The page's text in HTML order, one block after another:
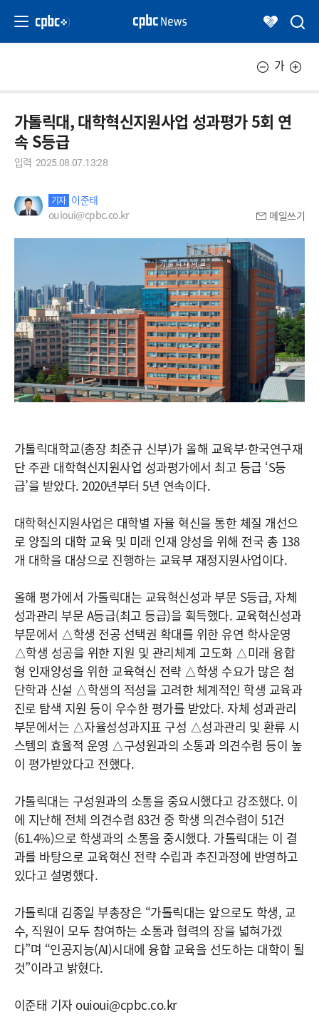
가
가톨릭대, 대학혁신지원사업 성과평가 5회 연
속 S등급
입력 2025.08.07.13:28
기자 이준태
ouioui@cpbc.co.kr
메일쓰기
가톨릭대학교(총장 최준규 신부)가 올해 교육부·한국연구재
단 주관 대학혁신지원사업 성과평가에서 최고 등급 ‘S등
급’을 받았다. 2020년부터 5년 연속이다.
대학혁신지원사업은 대학별 자율 혁신을 통한 체질 개선으
로 양질의 대학 교육 및 미래 인재 양성을 위해 전국 총 138
개 대학을 대상으로 진행하는 교육부 재정지원사업이다.
올해 평가에서 가톨릭대는 교육혁신성과 부문 S등급, 자체
성과관리 부문 A등급(최고 등급)을 획득했다. 교육혁신성과
부문에서 △학생 전공 선택권 확대를 위한 유연 학사운영
△학생 성공을 위한 지원 및 관리체계 고도화 △미래 융합
형 인재양성을 위한 교육혁신 전략 △학생 수요가 많은 첨
단학과 신설 △학생의 적성을 고려한 체계적인 학생 교육과
진로 탐색 지원 등이 우수한 평가를 받았다. 자체 성과관리
부문에서는 △자율성성과지표 구성 △성과관리 및 환류 시
스템의 효율적 운영 △구성원과의 소통과 의견수렴 등이 높
이 평가받았다고 전했다.
가톨릭대는 구성원과의 소통을 중요시했다고 강조했다. 이
에 지난해 전체 의견수렴 83건 중 학생 의견수렴이 51건
(61.4%)으로 학생과의 소통을 중시했다. 가톨릭대는 이 결
과를 바탕으로 교육혁신 전략 수립과 추진과정에 반영하고
있다고 설명했다.
가톨릭대 김종일 부총장은 “가톨릭대는 앞으로도 학생, 교
수, 직원이 모두 참여하는 소통과 협력의 장을 넓혀가겠
다”며 “인공지능(AI)시대에 융합 교육을 선도하는 대학이 될
것”이라고 밝혔다.
이준태 기자 ouioui@cpbc.co.kr